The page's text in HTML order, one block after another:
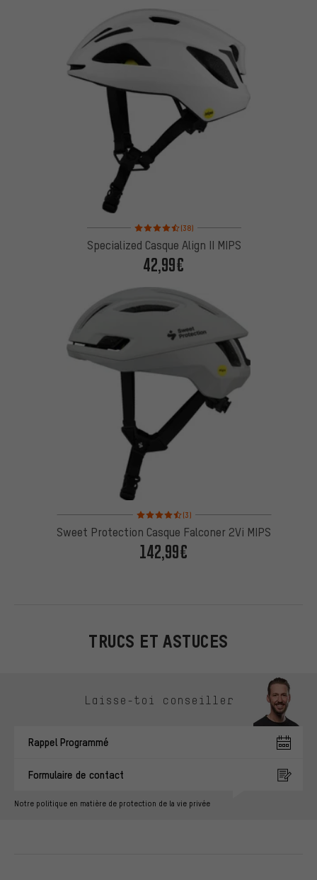
Note moyenne : 4,5 sur 5 d'après 38 avis
(38)
Specialized Casque Align II MIPS
42,99€
Note moyenne : 4,5 sur 5 d'après 3 avis
(3)
Sweet Protection Casque Falconer 2Vi MIPS
142,99€
TRUCS ET ASTUCES
Laisse-toi conseiller
Rappel Programmé
Formulaire de contact
Notre politique en matière de protection de la vie privée